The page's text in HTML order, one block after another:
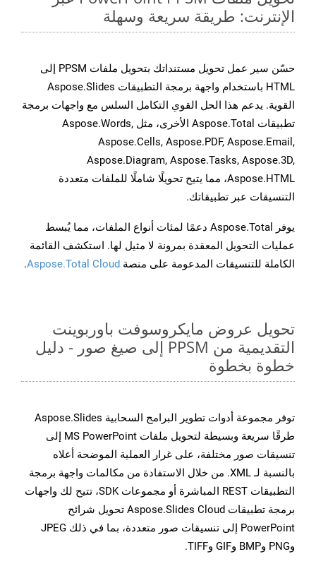
الإنترنت: طريقة سريعة وسهلة
حسّن سير عمل تحويل مستنداتك بتحويل ملفات PPSM إلى
HTML باستخدام واجهة برمجة التطبيقات Aspose.Slides
القوية. يدعم هذا الحل القوي التكامل السلس مع واجهات برمجة
تطبيقات Aspose.Total الأخرى، مثل Aspose.Words,
Aspose.Cells, Aspose.PDF, Aspose.Email,
Aspose.Diagram, Aspose.Tasks, Aspose.3D,
Aspose.HTML، مما يتيح تحويلًا شاملًا للملفات متعددة
التنسيقات عبر تطبيقاتك.
يوفر Aspose.Total دعمًا لمئات أنواع الملفات، مما يُبسط
عمليات التحويل المعقدة بمرونة لا مثيل لها. استكشف القائمة
الكاملة للتنسيقات المدعومة على منصة Aspose.Total Cloud
.
تحويل عروض مايكروسوفت باوربوينت
التقديمية من PPSM إلى صيغ صور - دليل
خطوة بخطوة
توفر مجموعة أدوات تطوير البرامج السحابية Aspose.Slides
طرقًا سريعة وبسيطة لتحويل ملفات MS PowerPoint إلى
تنسيقات صور مختلفة، على غرار العملية الموضحة أعلاه
بالنسبة لـ XML. من خلال الاستفادة من مكالمات واجهة برمجة
التطبيقات REST المباشرة أو مجموعات SDK، تتيح لك واجهات
برمجة تطبيقات Aspose.Slides Cloud تحويل شرائح
PowerPoint إلى تنسيقات صور متعددة، بما في ذلك JPEG
وPNG وBMP وGIF وTIFF.